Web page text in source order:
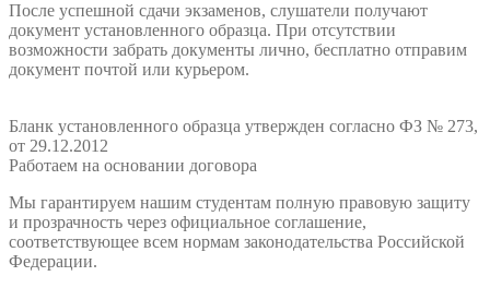
После успешной сдачи экзаменов, слушатели получают
документ установленного образца. При отсутствии
возможности забрать документы лично, бесплатно отправим
документ почтой или курьером.
Бланк установленного образца утвержден согласно ФЗ № 273,
от 29.12.2012
Работаем на основании договора
Мы гарантируем нашим студентам полную правовую защиту
и прозрачность через официальное соглашение,
соответствующее всем нормам законодательства Российской
Федерации.